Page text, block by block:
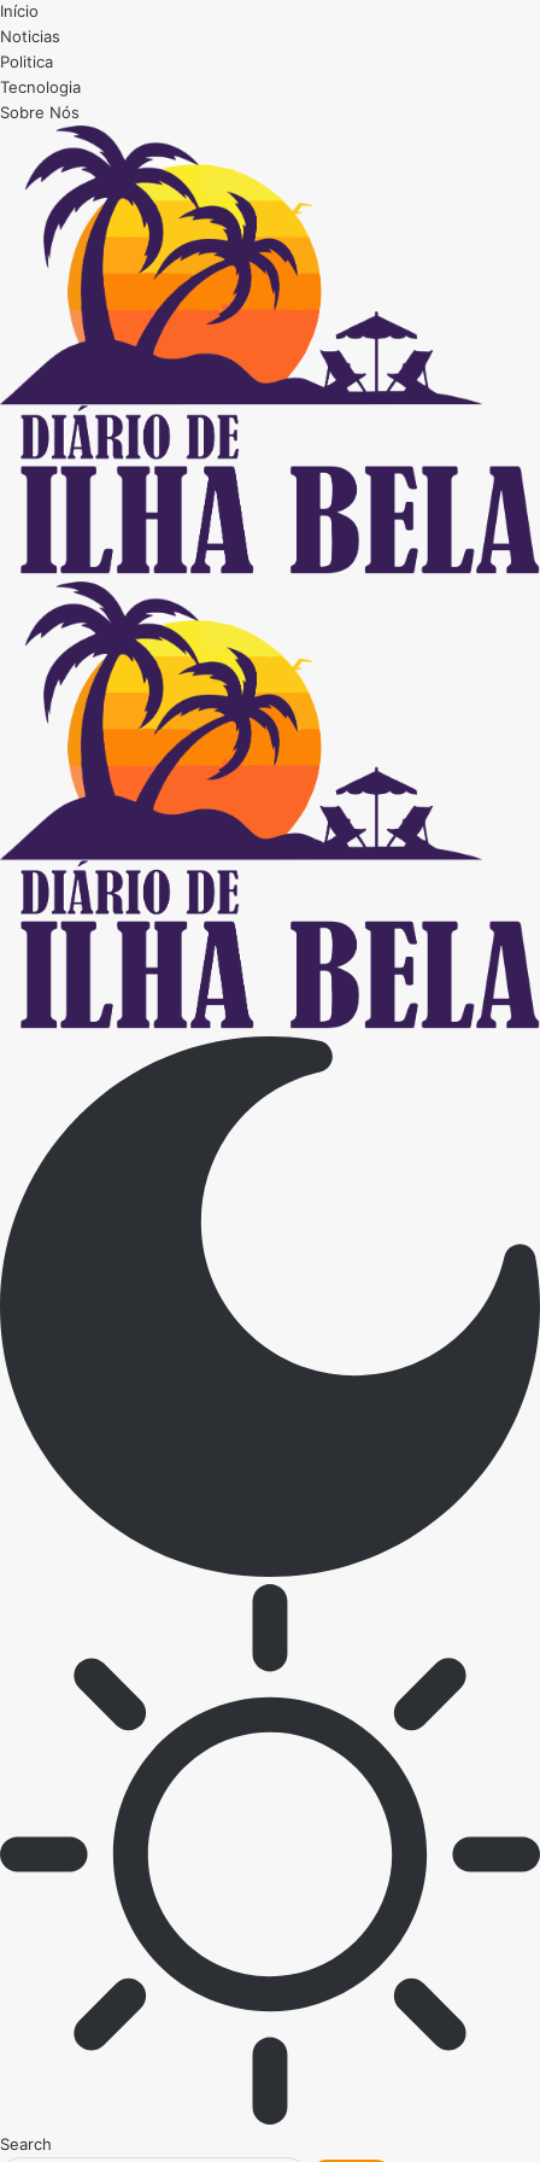
Início
Noticias
Politica
Tecnologia
Sobre Nós
Search